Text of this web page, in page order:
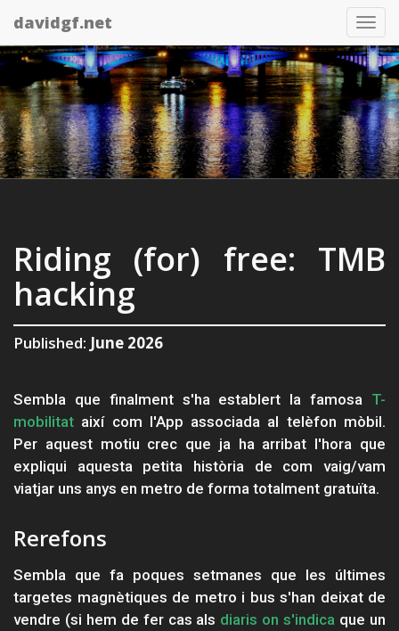
davidgf.net
Riding (for) free: TMB
hacking
Published: June 2026
Sembla que finalment s'ha establert la famosa T-
mobilitat així com l'App associada al telèfon mòbil.
Per aquest motiu crec que ja ha arribat l'hora que
expliqui aquesta petita història de com vaig/vam
viatjar uns anys en metro de forma totalment gratuïta.
Rerefons
Sembla que fa poques setmanes que les últimes
targetes magnètiques de metro i bus s'han deixat de
vendre (si hem de fer cas als diaris on s'indica que un